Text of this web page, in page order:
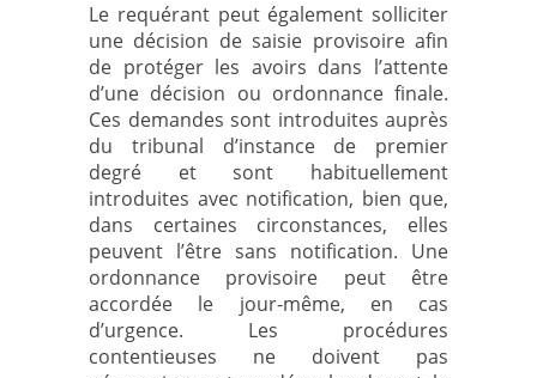
Le requérant peut également solliciter
une décision de saisie provisoire afin
de protéger les avoirs dans l’attente
d’une décision ou ordonnance finale.
Ces demandes sont introduites auprès
du tribunal d’instance de premier
degré et sont habituellement
introduites avec notification, bien que,
dans certaines circonstances, elles
peuvent l’être sans notification. Une
ordonnance provisoire peut être
accordée le jour-même, en cas
d’urgence. Les procédures
contentieuses ne doivent pas